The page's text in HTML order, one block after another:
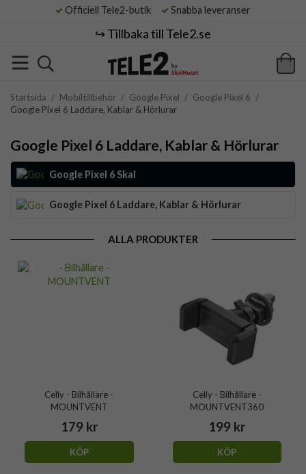
Officiell Tele2-butik Snabba leveranser
↪️ Tillbaka till Tele2.se
Startsida / Mobiltillbehör / Google Pixel / Google Pixel 6 /
Google Pixel 6 Laddare, Kablar & Hörlurar
Google Pixel 6 Laddare, Kablar & Hörlurar
Google Pixel 6 Skal
Google Pixel 6 Laddare, Kablar & Hörlurar
ALLA PRODUKTER
Celly - Bilhållare -
MOUNTVENT
179 kr
KÖP
Celly - Bilhållare -
MOUNTVENT360
199 kr
KÖP